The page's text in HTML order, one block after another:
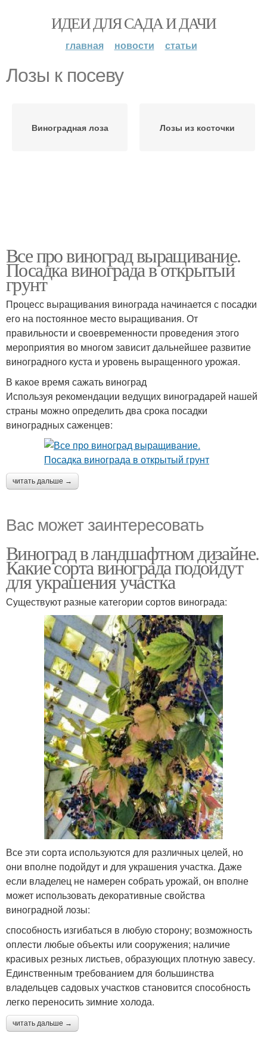
ИДЕИ ДЛЯ САДА И ДАЧИ
главная новости статьи
Лозы к посеву
Виноградная лоза Лозы из косточки
Все про виноград выращивание.
Посадка винограда в открытый
грунт
Процесс выращивания винограда начинается с посадки
его на постоянное место выращивания. От
правильности и своевременности проведения этого
мероприятия во многом зависит дальнейшее развитие
виноградного куста и уровень выращенного урожая.
В какое время сажать виноград
Используя рекомендации ведущих виноградарей нашей
страны можно определить два срока посадки
виноградных саженцев:
читать дальше →
Вас может заинтересовать
Виноград в ландшафтном дизайне.
Какие сорта винограда подойдут
для украшения участка
Существуют разные категории сортов винограда:
Все эти сорта используются для различных целей, но
они вполне подойдут и для украшения участка. Даже
если владелец не намерен собрать урожай, он вполне
может использовать декоративные свойства
виноградной лозы:
способность изгибаться в любую сторону; возможность
оплести любые объекты или сооружения; наличие
красивых резных листьев, образующих плотную завесу.
Единственным требованием для большинства
владельцев садовых участков становится способность
легко переносить зимние холода.
читать дальше →